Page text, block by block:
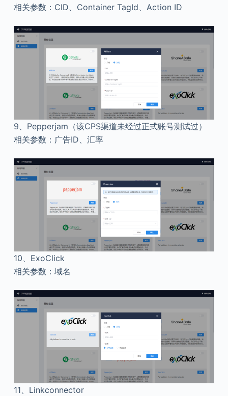
相关参数：CID、Container TagId、Action ID
9、 Pepperjam（该CPS渠道未经过正式账号测试过）
相关参数：广告ID、汇率
10、 ExoClick
相关参数：域名
11、 Linkconnector